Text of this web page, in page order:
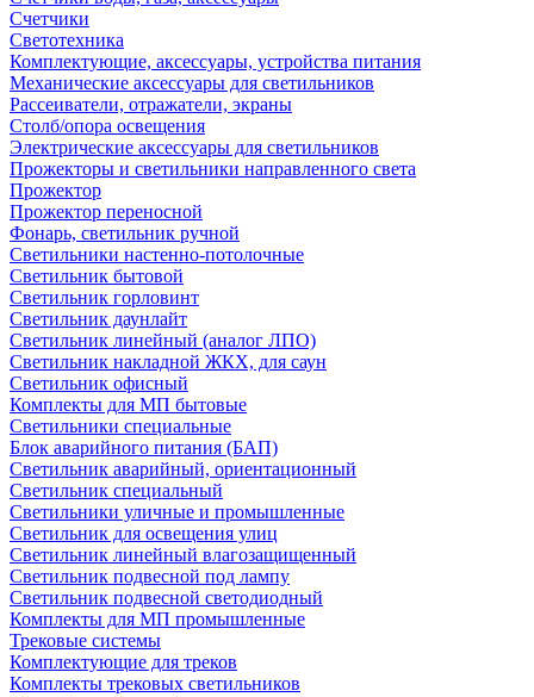
Счетчики
Светотехника
Комплектующие, аксессуары, устройства питания
Механические аксессуары для светильников
Рассеиватели, отражатели, экраны
Столб/опора освещения
Электрические аксессуары для светильников
Прожекторы и светильники направленного света
Прожектор
Прожектор переносной
Фонарь, светильник ручной
Светильники настенно-потолочные
Светильник бытовой
Светильник горловинт
Светильник даунлайт
Светильник линейный (аналог ЛПО)
Светильник накладной ЖКХ, для саун
Светильник офисный
Комплекты для МП бытовые
Светильники специальные
Блок аварийного питания (БАП)
Светильник аварийный, ориентационный
Светильник специальный
Светильники уличные и промышленные
Светильник для освещения улиц
Светильник линейный влагозащищенный
Светильник подвесной под лампу
Светильник подвесной светодиодный
Комплекты для МП промышленные
Трековые системы
Комплектующие для треков
Комплекты трековых светильников